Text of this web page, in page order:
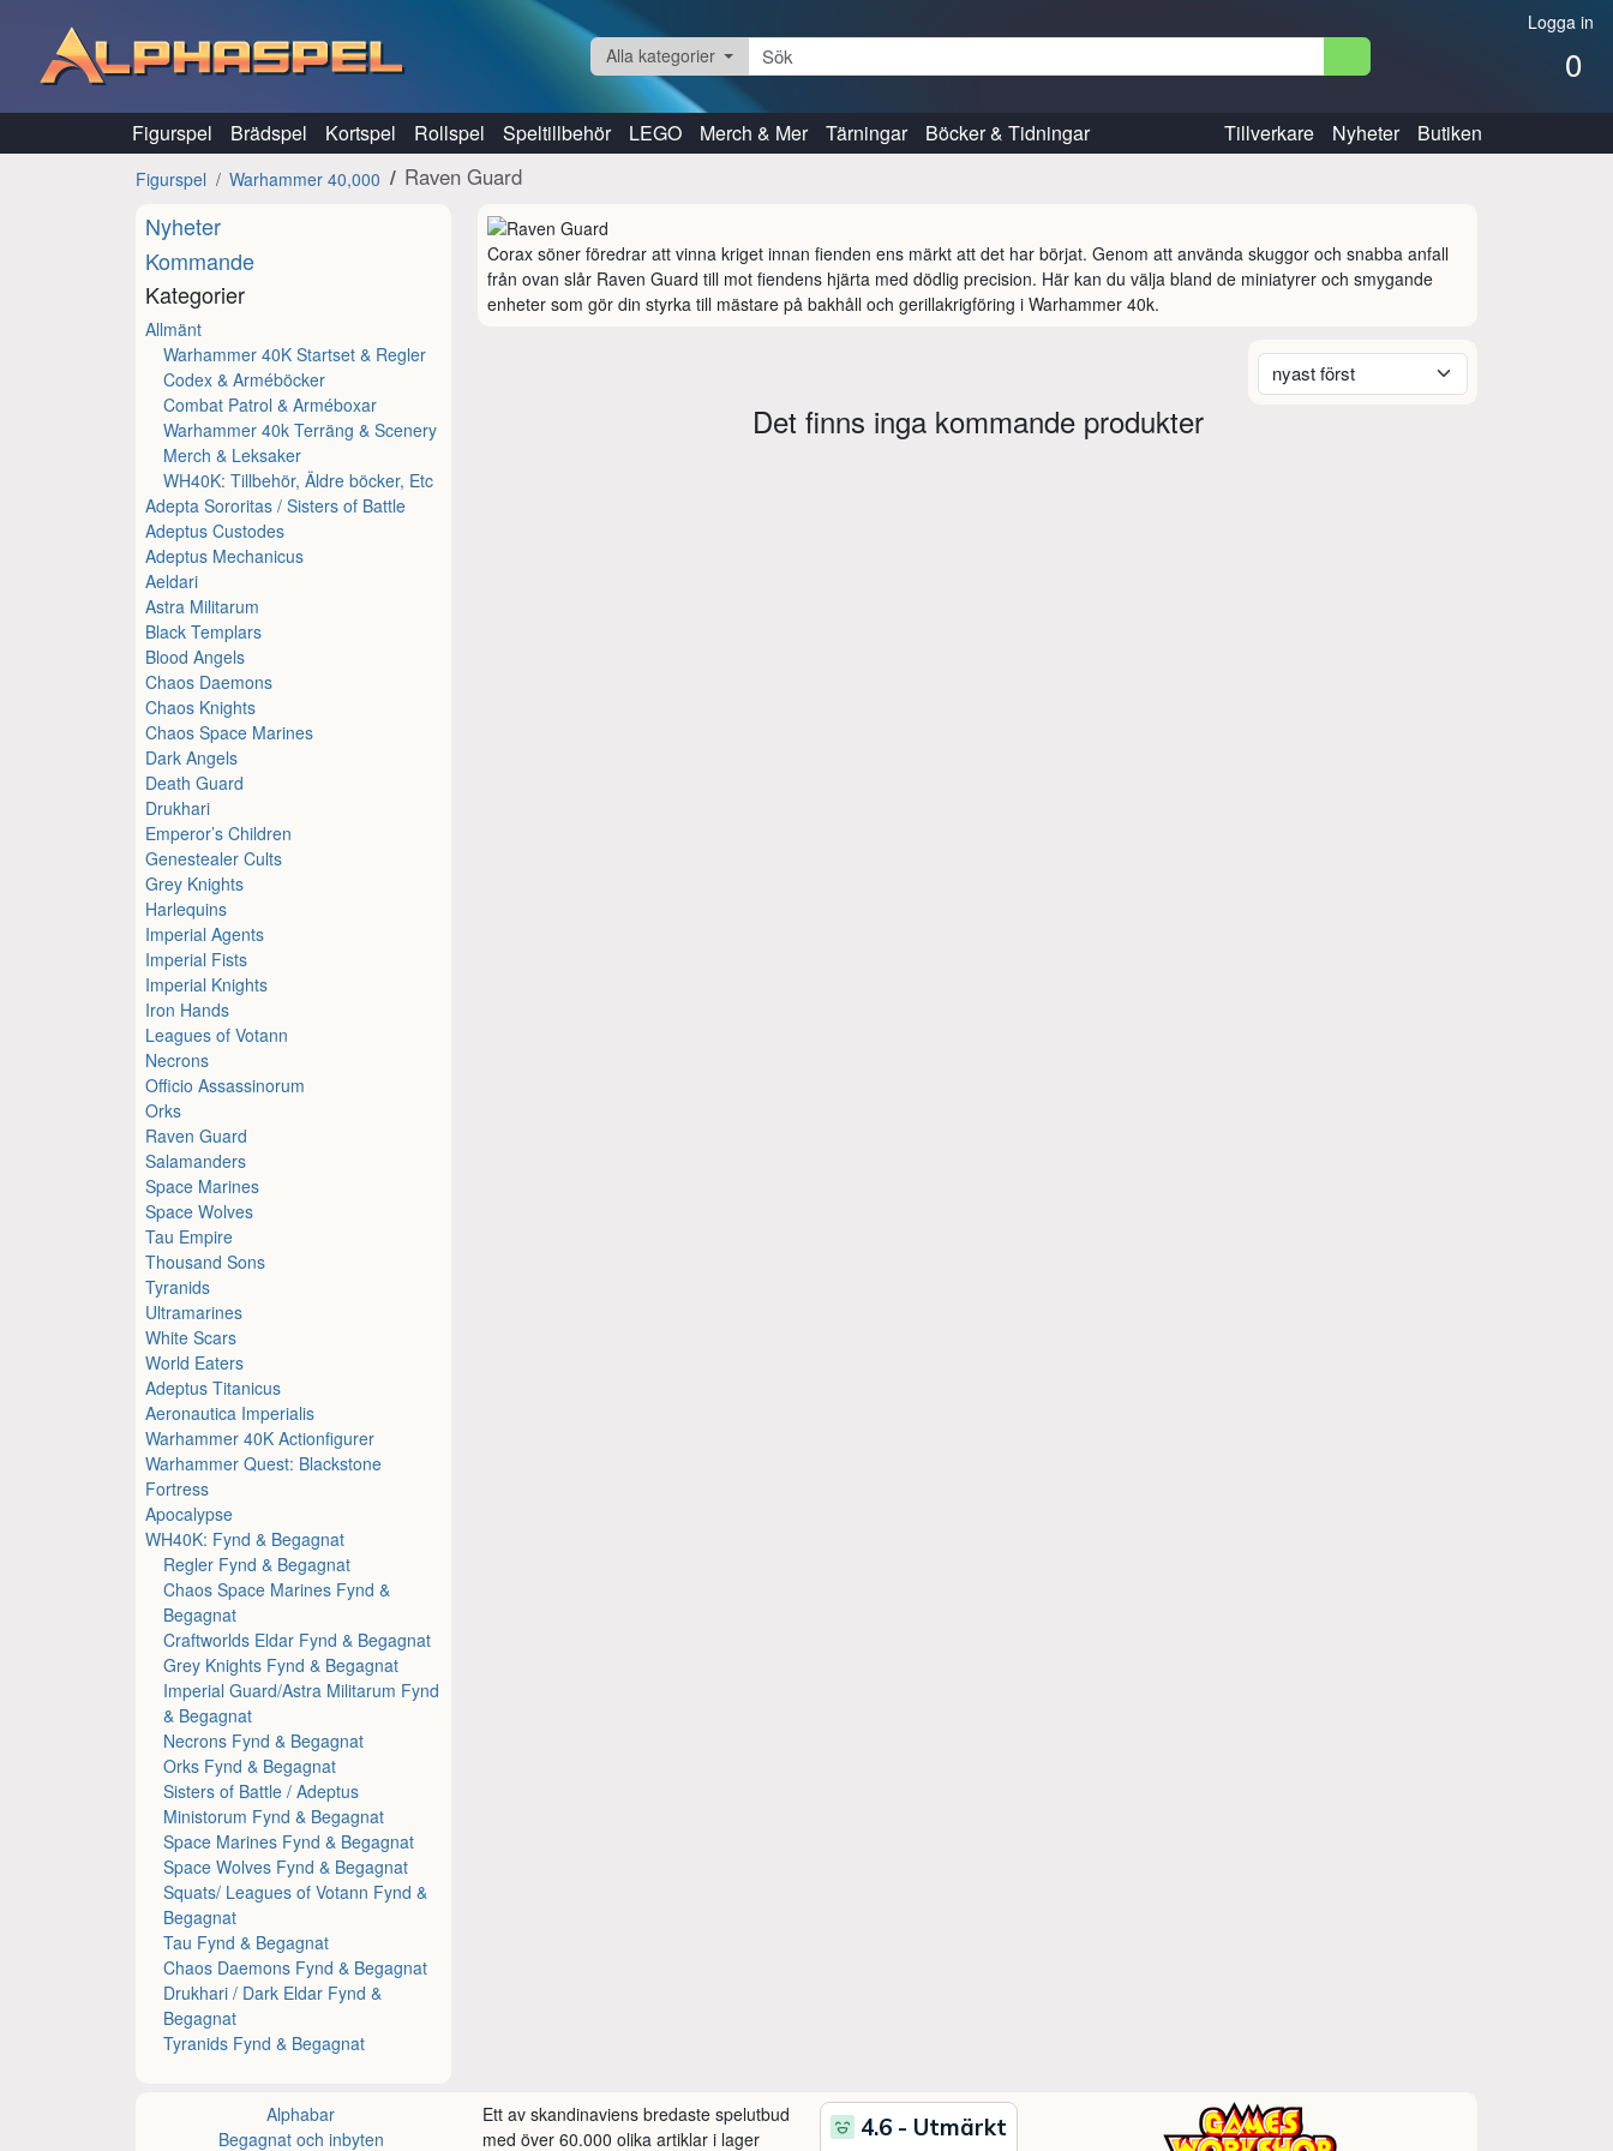
Logga in
0
Alla kategorier
Figurspel Brädspel Kortspel Rollspel Speltillbehör LEGO Merch & Mer Tärningar Böcker & Tidningar Tillverkare Nyheter Butiken
Figurspel Warhammer 40,000 Raven Guard
Nyheter
Kommande
Kategorier
Allmänt
Warhammer 40K Startset & Regler
Codex & Arméböcker
Combat Patrol & Arméboxar
Warhammer 40k Terräng & Scenery
Merch & Leksaker
WH40K: Tillbehör, Äldre böcker, Etc
Adepta Sororitas / Sisters of Battle
Adeptus Custodes
Adeptus Mechanicus
Aeldari
Astra Militarum
Black Templars
Blood Angels
Chaos Daemons
Chaos Knights
Chaos Space Marines
Dark Angels
Death Guard
Drukhari
Emperor’s Children
Genestealer Cults
Grey Knights
Harlequins
Imperial Agents
Imperial Fists
Imperial Knights
Iron Hands
Leagues of Votann
Necrons
Officio Assassinorum
Orks
Raven Guard
Salamanders
Space Marines
Space Wolves
Tau Empire
Thousand Sons
Tyranids
Ultramarines
White Scars
World Eaters
Adeptus Titanicus
Aeronautica Imperialis
Warhammer 40K Actionfigurer
Warhammer Quest: Blackstone
Fortress
Apocalypse
WH40K: Fynd & Begagnat
Regler Fynd & Begagnat
Chaos Space Marines Fynd &
Begagnat
Craftworlds Eldar Fynd & Begagnat
Grey Knights Fynd & Begagnat
Imperial Guard/Astra Militarum Fynd
& Begagnat
Necrons Fynd & Begagnat
Orks Fynd & Begagnat
Sisters of Battle / Adeptus
Ministorum Fynd & Begagnat
Space Marines Fynd & Begagnat
Space Wolves Fynd & Begagnat
Squats/ Leagues of Votann Fynd &
Begagnat
Tau Fynd & Begagnat
Chaos Daemons Fynd & Begagnat
Drukhari / Dark Eldar Fynd &
Begagnat
Tyranids Fynd & Begagnat
Corax söner föredrar att vinna kriget innan fienden ens märkt att det har börjat. Genom att använda skuggor och snabba anfall
från ovan slår Raven Guard till mot fiendens hjärta med dödlig precision. Här kan du välja bland de miniatyrer och smygande
enheter som gör din styrka till mästare på bakhåll och gerillakrigföring i Warhammer 40k.
Det finns inga kommande produkter
Alphabar
Begagnat och inbyten
Ett av skandinaviens bredaste spelutbud
med över 60.000 olika artiklar i lager